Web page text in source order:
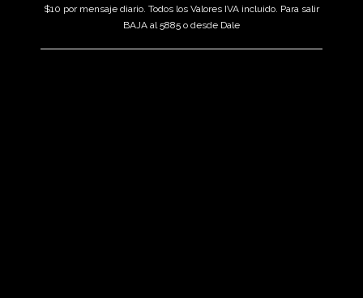
$10 por mensaje diario. Todos los Valores IVA incluido. Para salir
BAJA al 5885 o desde Dale